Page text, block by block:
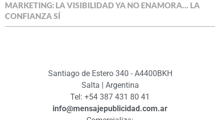
MARKETING: LA VISIBILIDAD YA NO ENAMORA… LA
CONFIANZA SÍ
Santiago de Estero 340 - A4400BKH
Salta | Argentina
Tel: +54 387 431 80 41
info@mensajepublicidad.com.ar